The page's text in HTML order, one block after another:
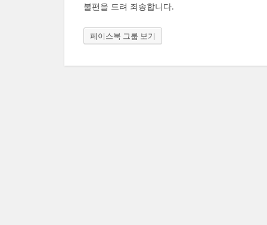
불편을 드려 죄송합니다.
페이스북 그룹 보기